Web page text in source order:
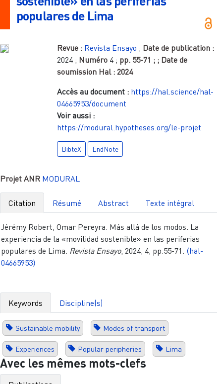
populares de Lima
Revue : Revista Ensayo ; Date de publication :
2024 ; Numéro 4 ; pp. 55-71 ; ; Date de
soumission Hal : 2024
Accès au document : https://hal.science/hal-
04665953/document
Voir aussi :
https://modural.hypotheses.org/le-projet
BibteX EndNote
Projet ANR MODURAL
Citation Résumé Abstract Texte intégral
Jérémy Robert, Omar Pereyra. Más allá de los modos. La
experiencia de la «movilidad sostenible» en las periferias
populares de Lima. Revista Ensayo, 2024, 4, pp.55-71. ⟨hal-
04665953⟩
Keywords Discipline(s)
Sustainable mobility Modes of transport
Experiences Popular peripheries Lima
Avec les mêmes mots-clefs